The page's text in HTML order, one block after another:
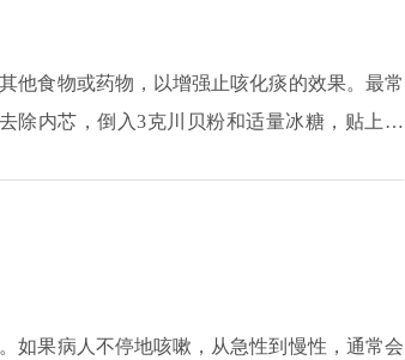
。
他食物或药物，以增强止咳化痰的效果。最常
除内芯，倒入3克川贝粉和适量冰糖，贴上梨
如果病人不停地咳嗽，从急性到慢性，通常会